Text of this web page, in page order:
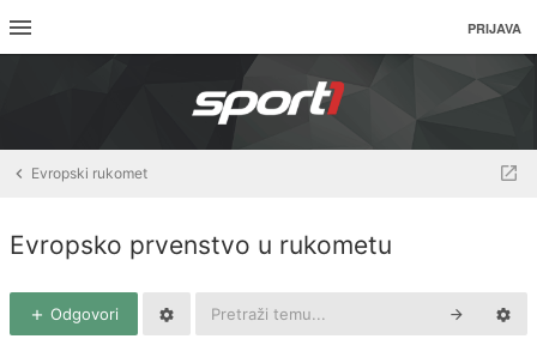
PRIJAVA
Evropski rukomet
Evropsko prvenstvo u rukometu
Odgovori